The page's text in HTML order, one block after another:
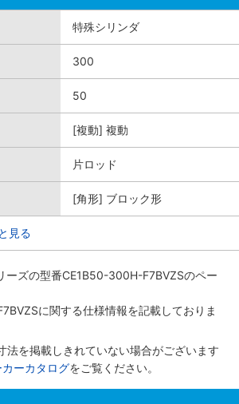
特殊シリンダ
300
50
[複動] 複動
片ロッド
[角形] ブロック形
見る
ーズの型番CE1B50-300H-F7BVZSのペー
に関する仕様情報を記載しておりま
法を掲載しきれていない場合がございます
カーカタログをご覧ください。